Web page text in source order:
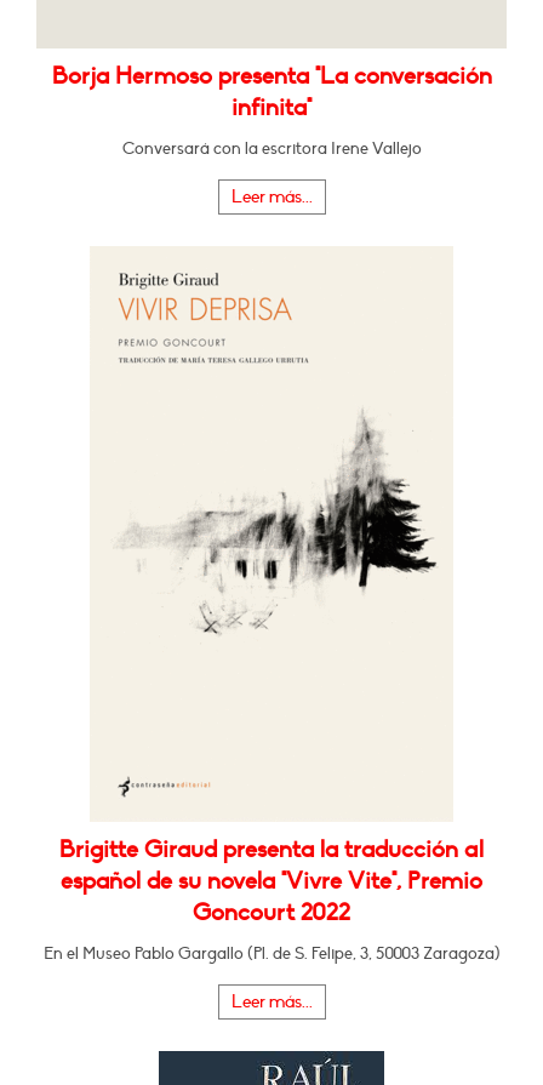
Borja Hermoso presenta "La conversación
infinita"
Conversará con la escritora Irene Vallejo
Leer más...
Brigitte Giraud presenta la traducción al
español de su novela "Vivre Vite", Premio
Goncourt 2022
En el Museo Pablo Gargallo (Pl. de S. Felipe, 3, 50003 Zaragoza)
Leer más...